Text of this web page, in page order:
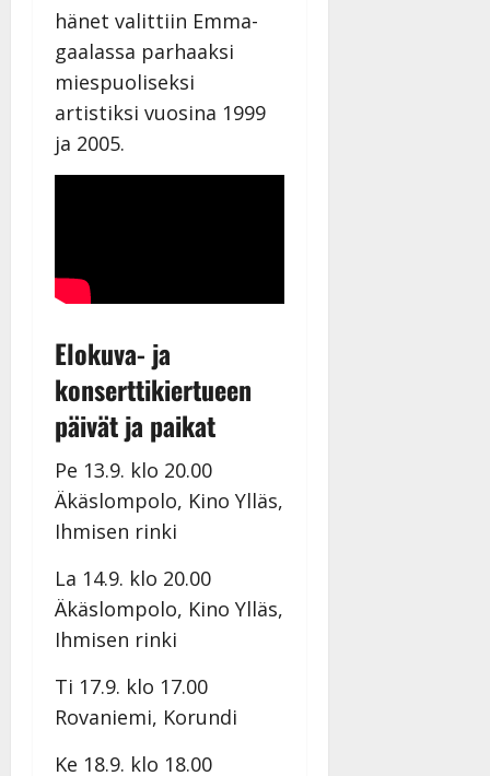
hänet valittiin Emma-
gaalassa parhaaksi
miespuoliseksi
artistiksi vuosina 1999
ja 2005.
Elokuva- ja
konserttikiertueen
päivät ja paikat
Pe 13.9. klo 20.00
Äkäslompolo, Kino Ylläs,
Ihmisen rinki
La 14.9. klo 20.00
Äkäslompolo, Kino Ylläs,
Ihmisen rinki
Ti 17.9. klo 17.00
Rovaniemi, Korundi
Ke 18.9. klo 18.00